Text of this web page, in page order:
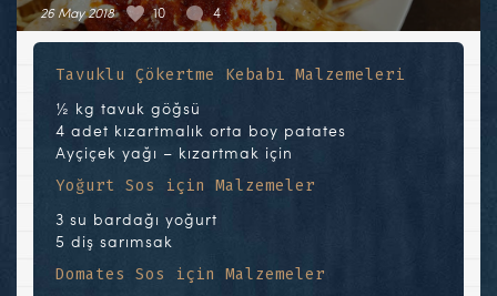
26 May 2018 10 4
Tavuklu Çökertme Kebabı Malzemeleri
½ kg tavuk göğsü
4 adet kızartmalık orta boy patates
Ayçiçek yağı – kızartmak için
Yoğurt Sos için Malzemeler
3 su bardağı yoğurt
5 diş sarımsak
Domates Sos için Malzemeler